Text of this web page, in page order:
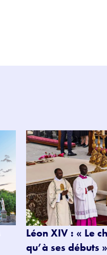
Léon XIV : « Le
qu’à ses débuts